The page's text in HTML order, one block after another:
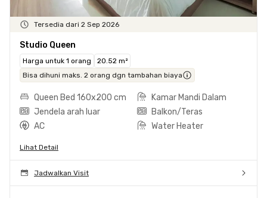
Tersedia dari 2 Sep 2026
Studio Queen
Harga untuk 1 orang
20.52 m²
Bisa dihuni maks. 2 orang dgn tambahan biaya
Queen Bed 160x200 cm
Kamar Mandi Dalam
Jendela arah luar
Balkon/Teras
AC
Water Heater
Lihat Detail
Jadwalkan Visit